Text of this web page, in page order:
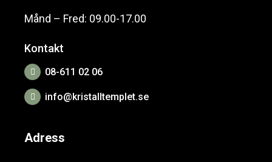
Månd – Fred: 09.00-17.00
Kontakt
08-611 02 06
info@kristalltemplet.se
Adress